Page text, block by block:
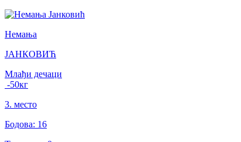
Немања
ЈАНКОВИЋ
Млађи дечаци
-50кг
3. место
Бодова: 16